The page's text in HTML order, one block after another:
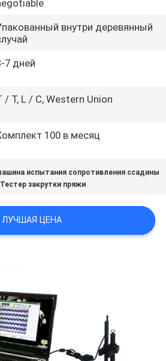
внутри деревянный
7 дней
/ T, L / C, Western Union
100 в месяц
испытания сопротивления ссадины
Тестер закрутки пряжи
ЛУЧШАЯ ЦЕНА